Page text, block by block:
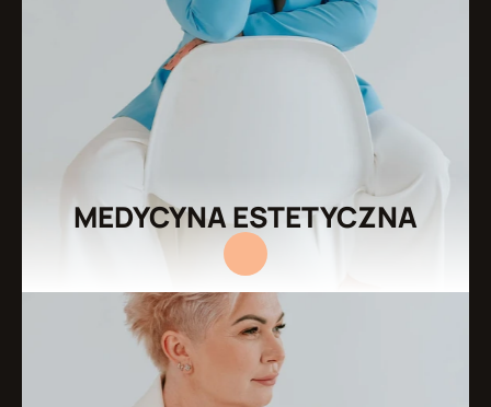
MEDYCYNA ESTETYCZNA